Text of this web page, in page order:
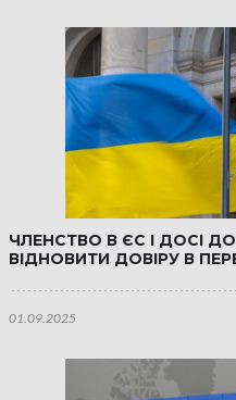
ЧЛЕНСТВО В ЄС І ДОСІ
ВІДНОВИТИ ДОВІРУ В
01.09.2025